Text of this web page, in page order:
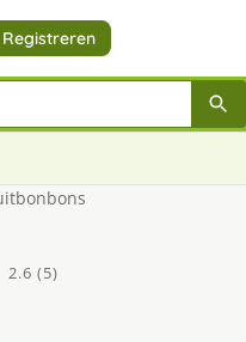
Registreren
2.6 (5)